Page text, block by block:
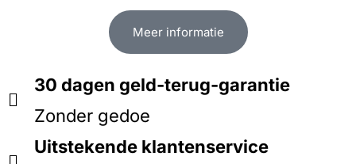
Meer informatie
30 dagen geld-terug-garantie
Zonder gedoe
Uitstekende klantenservice